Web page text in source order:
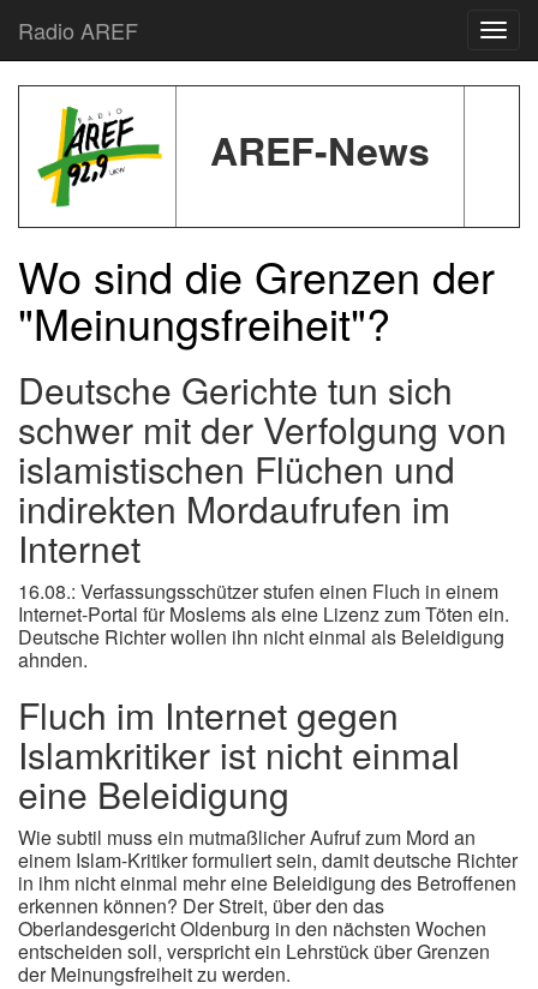
Radio AREF
AREF-News
Wo sind die Grenzen der
"Meinungsfreiheit"?
Deutsche Gerichte tun sich
schwer mit der Verfolgung von
islamistischen Flüchen und
indirekten Mordaufrufen im
Internet
16.08.: Verfassungsschützer stufen einen Fluch in einem
Internet-Portal für Moslems als eine Lizenz zum Töten ein.
Deutsche Richter wollen ihn nicht einmal als Beleidigung
ahnden.
Fluch im Internet gegen
Islamkritiker ist nicht einmal
eine Beleidigung
Wie subtil muss ein mutmaßlicher Aufruf zum Mord an
einem Islam-Kritiker formuliert sein, damit deutsche Richter
in ihm nicht einmal mehr eine Beleidigung des Betroffenen
erkennen können? Der Streit, über den das
Oberlandesgericht Oldenburg in den nächsten Wochen
entscheiden soll, verspricht ein Lehrstück über Grenzen
der Meinungsfreiheit zu werden.